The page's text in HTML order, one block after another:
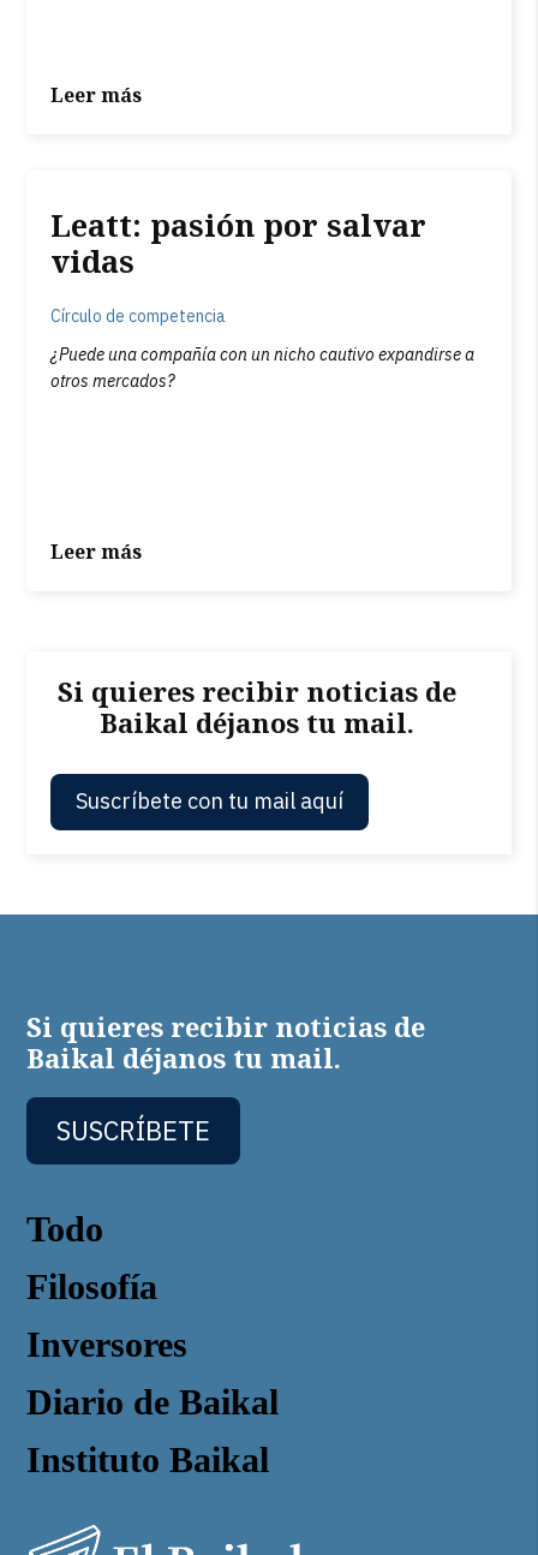
Leer más
Leatt: pasión por salvar
vidas
Círculo de competencia
¿Puede una compañía con un nicho cautivo expandirse a
otros mercados?
Leer más
Si quieres recibir noticias de
Baikal déjanos tu mail.
Suscríbete con tu mail aquí
Todo
Filosofía
Inversores
Diario de Baikal
Instituto Baikal
Si quieres recibir noticias de
Baikal déjanos tu mail.
SUSCRÍBETE